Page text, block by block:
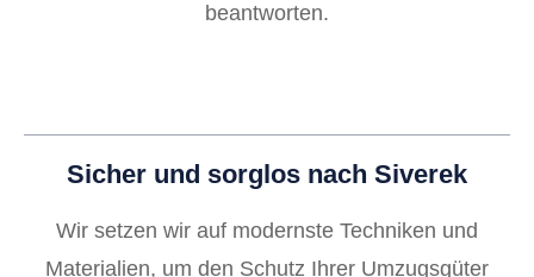
beantworten.
Sicher und sorglos nach Siverek
Wir setzen wir auf modernste Techniken und
Materialien, um den Schutz Ihrer Umzugsgüter